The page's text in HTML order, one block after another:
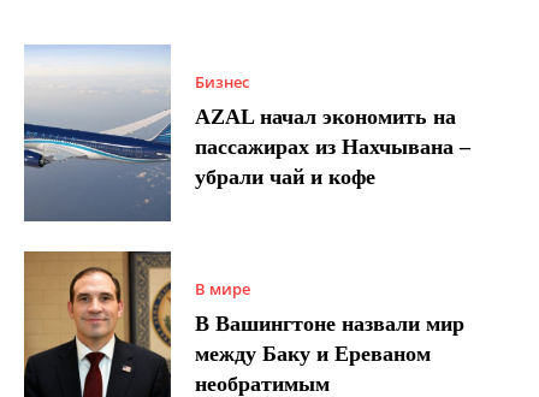
Бизнес
AZAL начал экономить на
пассажирах из Нахчывана –
убрали чай и кофе
В мире
В Вашингтоне назвали мир
между Баку и Ереваном
необратимым